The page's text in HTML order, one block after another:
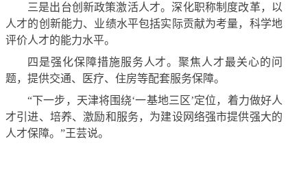
三是出台创新政策激活人才。深化职称制度改革，以
人才的创新能力、业绩水平包括实际贡献为考量，科学地
评价人才的能力水平。
四是强化保障措施服务人才。聚焦人才最关心的问
题，提供交通、医疗、住房等配套服务保障。
“下一步，天津将围绕‘一基地三区’定位，着力做好人
才引进、培养、激励和服务，为建设网络强市提供强大的
人才保障。”王芸说。